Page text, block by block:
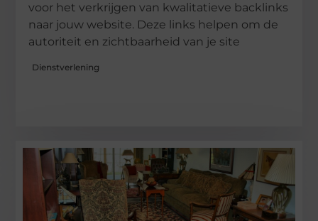
voor het verkrijgen van kwalitatieve backlinks
naar jouw website. Deze links helpen om de
autoriteit en zichtbaarheid van je site
Dienstverlening